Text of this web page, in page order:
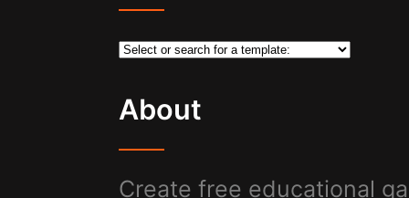
About
Create free educational